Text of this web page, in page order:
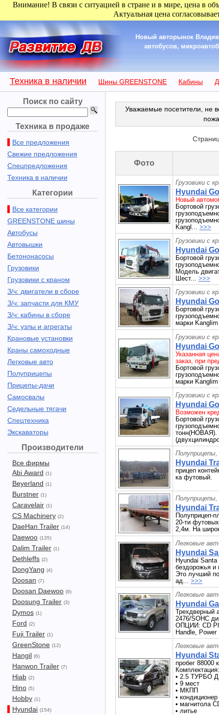
Внимание! В связи с ситуацией в стране и в мире, цена в
Актуальная цена
Новый авторынок
автобусов,
Техника в наличии Шины GREENSTONE Кабины
Поиск по сайту
Техника в продаже
Все предложения
Свежие предложения
Спецпредложения
Техника в наличии
Категории
Все категории
GREENSTONE шины
Автобусы
Автовышки
Бетононасосы
Грузовики
Грузовики с краном
З/ч: двигатели в сборе
З/ч: запчасти для КМУ
З/ч: кабины в сборе
З/ч: узлы и агрегаты
Крановые установки
Краны самоходные
Легковые авто
Полуприцепы
Прицепы-дачи
Самосвалы
Седельные тягачи
Спецтехника
Экскаваторы
Производители
Все фирмы
Abi Award (1)
Beyerland (1)
Burstner (1)
Caravelair (1)
CS Machinery (2)
DaeHan Trailer (14)
Daewoo (135)
Dalim Trailer (1)
Dethleffs (2)
DongYang (4)
Doosan (7)
Doosan Daewoo (9)
Doosung Trailer (3)
Dymos (1)
Ford (2)
Fuji Trailer (1)
GreenStone (12)
Hangil (6)
Hanwon Trailer (7)
Hiab (2)
Hino (5)
Hobby (1)
Hyundai (154)
Уважаемые посетители, не
Фото
Грузовики с
Hyundai
Новый
Бортовой
Kangl... >>>
Грузовики с
Hyundai
Бортовой
Модель
Шест... >>>
Грузовики с
Hyundai
Бортовой
марки
Грузовики с
Hyundai
Указанная
заказ, при
Бортовой
марки
Грузовики с
Hyundai
Возможен
Бортовой
тонн(НОВАЯ).
Hyundai
прицеп
ка футовый.
Hyundai
Полуприцеп-
20-ти
2,4м. На
Легковые
Hyundai
Hyundai
бездорожья и
Это лучший
ад... >>>
Легковые
Hyundai
Трехдверный
2476/SOHC
ОПЦИИ: CD
Handle,
Легковые
Hyundai
пробег 88000
Комплектация:
• 2.5 ТУРБО
• 9 мест
• МКПП
• кондиционер
• магнитола
• литье